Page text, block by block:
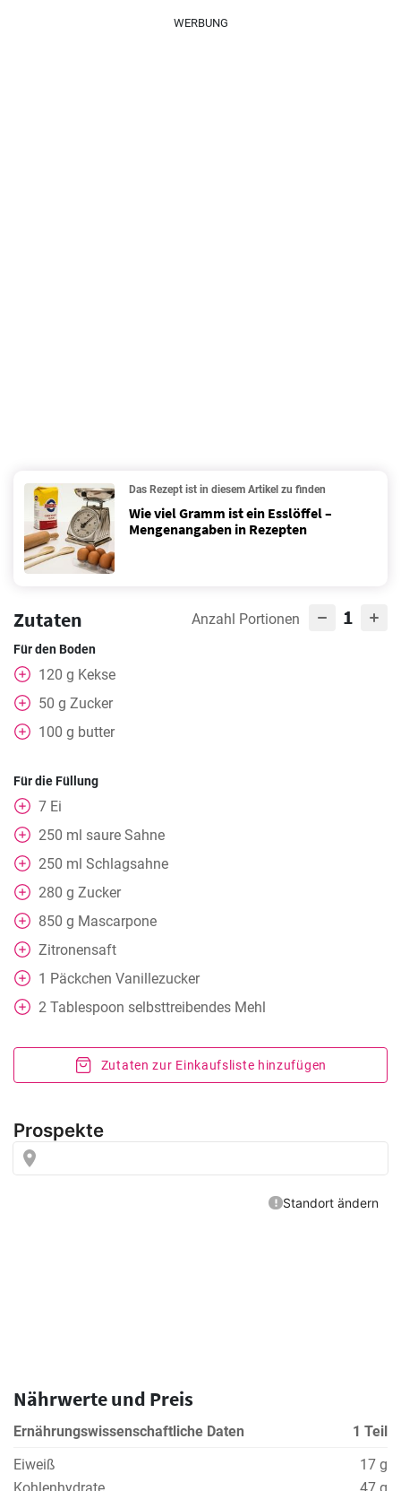
WERBUNG
Das Rezept ist in diesem Artikel zu finden
Wie viel Gramm ist ein Esslöffel –
Mengenangaben in Rezepten
Zutaten Anzahl Portionen 1
Für den Boden
120 g Kekse
50 g Zucker
100 g butter
Für die Füllung
7 Ei
250 ml saure Sahne
250 ml Schlagsahne
280 g Zucker
850 g Mascarpone
Zitronensaft
1 Päckchen Vanillezucker
2 Tablespoon selbsttreibendes Mehl
Zutaten zur Einkaufsliste hinzufügen
Nährwerte und Preis
Ernährungswissenschaftliche Daten
1 Teil
Eiweiß
17 g